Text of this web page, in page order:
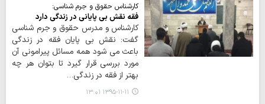
كارشناس حقوق و جرم شناسی:
فقه نقش بي پاياني در زندگي دارد
كارشناس و مدرس حقوق و جرم شناسی
گفت: نقش بی پایان فقه در زندگی
باعث می شود همه مسائل پیرامونی آن
مورد بررسی قرار گیرد تا بتوان هر چه
بهتر از فقه در زندگی…
۱۳۹۵-۱۱-۱۱ ۱۳:۰۱